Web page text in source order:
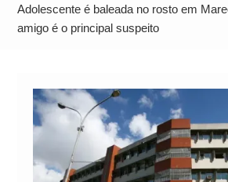
Operação Ágio: Ação policial na
suspeitos e mira rede ligada a
Adolescente é baleada no rosto em
amigo é o principal suspeito